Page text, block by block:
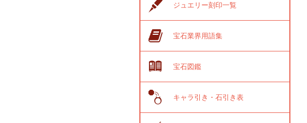
ジュエリー刻印一覧
宝石業界用語集
宝石図鑑
キャラ引き・石引き表